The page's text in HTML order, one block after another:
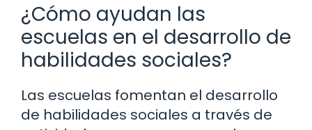
¿Cómo ayudan las
escuelas en el desarrollo de
habilidades sociales?
Las escuelas fomentan el desarrollo
de habilidades sociales a través de